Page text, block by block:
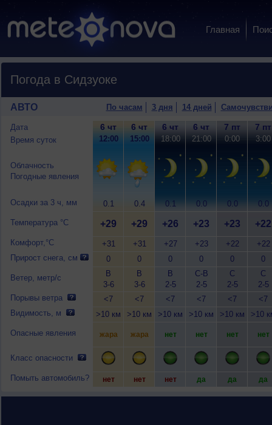
Главная
Погода в Сидзуоке
АВТО По часам 3 дня 14 дней
Дата
Время суток
Облачность
Погодные явления
Осадки за 3 ч, мм
Температура °C
Комфорт,°C
Прирост снега, см
Ветер, метр/с
Порывы ветра
Видимость, м
Опасные явления
Класс опасности
Помыть автомобиль?
6 чт
12:00
0.1
+29
+31
0
В
3-6
<7
>10 км
жара
нет
6 чт
15:00
0.4
+29
+31
0
В
3-6
<7
>10 км
жара
нет
6 чт
18:00
0.1
+26
+27
0
В
2-5
<7
>10 км
нет
нет
6 чт
21:00
0.0
+23
+23
0
С-В
2-5
<7
>10 км
нет
да
7 пт
0:00
0.0
+23
+22
0
С
2-5
<7
>10 км
нет
да
7 пт
3:00
0.0
+22
+22
0
С
2-5
<7
>10
нет
да